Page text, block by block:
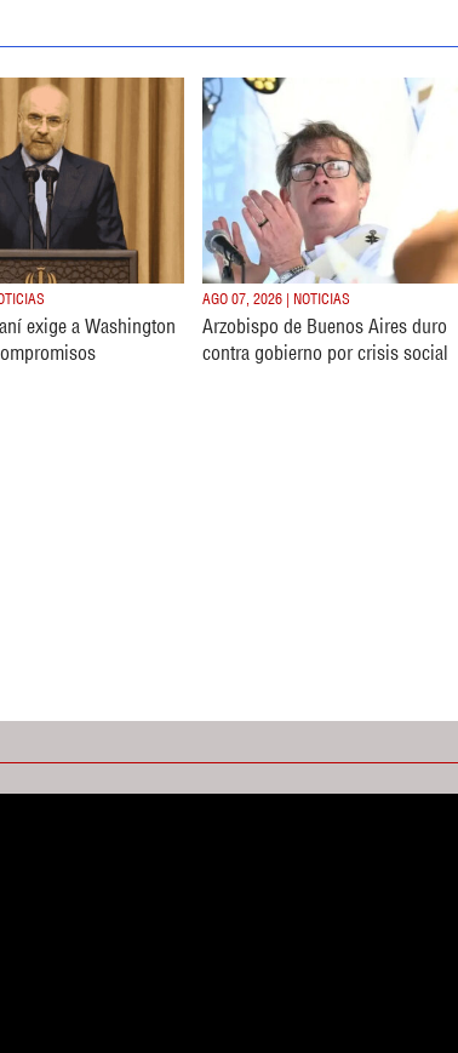
exige a Washington
AGO 07, 2026 | NOTICIAS
Arzobispo de Buenos Aires duro
contra gobierno por crisis social